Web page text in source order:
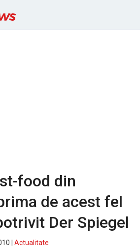
food din
de acest fel
Der Spiegel
| Actualitate